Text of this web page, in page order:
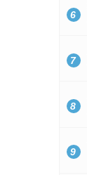
6
7
8
9